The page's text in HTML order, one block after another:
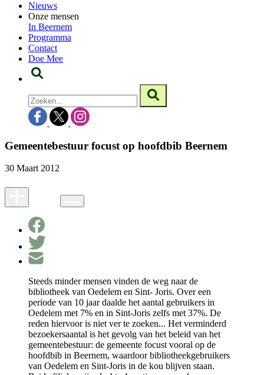
Nieuws
Onze mensen
In Beernem
Programma
Contact
Doe Mee
Gemeentebestuur focust op hoofdbib Beernem
30 Maart 2012
Steeds minder mensen vinden de weg naar de
bibliotheek van Oedelem en Sint- Joris. Over een
periode van 10 jaar daalde het aantal gebruikers in
Oedelem met 7% en in Sint-Joris zelfs met 37%. De
reden hiervoor is niet ver te zoeken... Het verminderd
bezoekersaantal is het gevolg van het beleid van het
gemeentebestuur: de gemeente focust vooral op de
hoofdbib in Beernem, waardoor bibliotheekgebruikers
van Oedelem en Sint-Joris in de kou blijven staan.